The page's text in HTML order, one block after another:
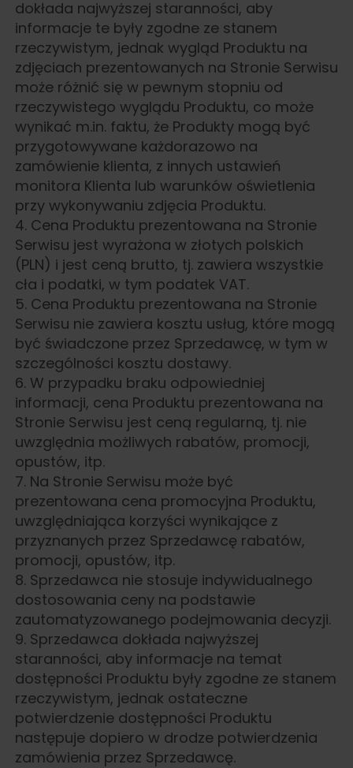
dokłada najwyższej staranności, aby
informacje te były zgodne ze stanem
rzeczywistym, jednak wygląd Produktu na
zdjęciach prezentowanych na Stronie Serwisu
może różnić się w pewnym stopniu od
rzeczywistego wyglądu Produktu, co może
wynikać m.in. faktu, że Produkty mogą być
przygotowywane każdorazowo na
zamówienie klienta, z innych ustawień
monitora Klienta lub warunków oświetlenia
przy wykonywaniu zdjęcia Produktu.
4. Cena Produktu prezentowana na Stronie
Serwisu jest wyrażona w złotych polskich
(PLN) i jest ceną brutto, tj. zawiera wszystkie
cła i podatki, w tym podatek VAT.
5. Cena Produktu prezentowana na Stronie
Serwisu nie zawiera kosztu usług, które mogą
być świadczone przez Sprzedawcę, w tym w
szczególności kosztu dostawy.
6. W przypadku braku odpowiedniej
informacji, cena Produktu prezentowana na
Stronie Serwisu jest ceną regularną, tj. nie
uwzględnia możliwych rabatów, promocji,
opustów, itp.
7. Na Stronie Serwisu może być
prezentowana cena promocyjna Produktu,
uwzględniająca korzyści wynikające z
przyznanych przez Sprzedawcę rabatów,
promocji, opustów, itp.
8. Sprzedawca nie stosuje indywidualnego
dostosowania ceny na podstawie
zautomatyzowanego podejmowania decyzji.
9. Sprzedawca dokłada najwyższej
staranności, aby informacje na temat
dostępności Produktu były zgodne ze stanem
rzeczywistym, jednak ostateczne
potwierdzenie dostępności Produktu
następuje dopiero w drodze potwierdzenia
zamówienia przez Sprzedawcę.